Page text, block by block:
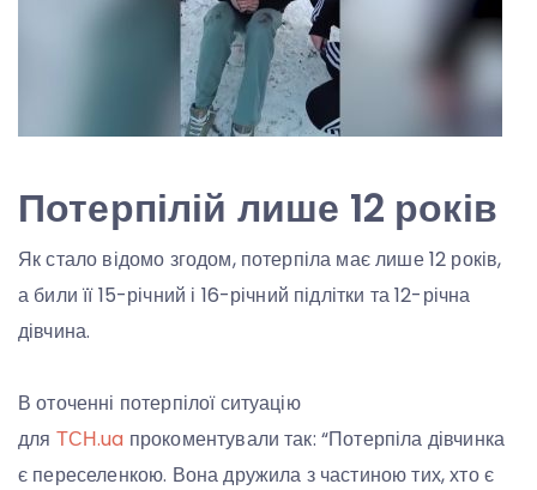
Потерпілій лише 12 років
Як стало відомо згодом, потерпіла має лише 12 років,
а били її 15-річний і 16-річний підлітки та 12-річна
дівчина.
В оточенні потерпілої ситуацію
для ТСН.ua прокоментували так: “Потерпіла дівчинка
є переселенкою. Вона дружила з частиною тих, хто є